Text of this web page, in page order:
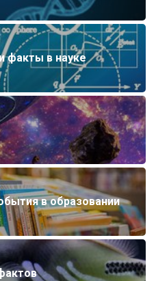
факты в науке
в образовании